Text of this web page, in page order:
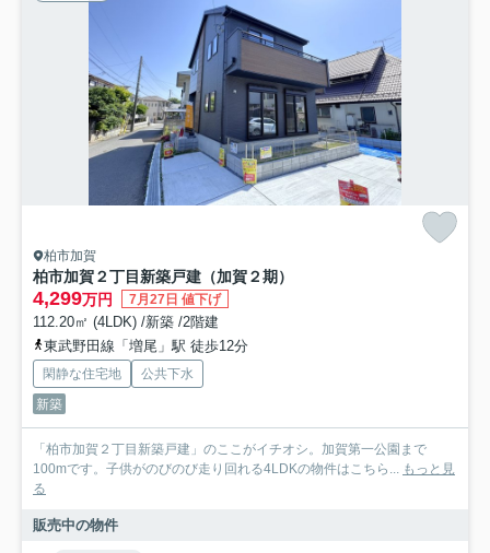
柏市加賀
柏市加賀２丁目新築戸建（加賀２期）
4,299万円 7月27日 値下げ
112.20㎡ (4LDK) /新築 /2階建
東武野田線「増尾」駅 徒歩12分
閑静な住宅地
公共下水
新築
「柏市加賀２丁目新築戸建」のここがイチオシ。加賀第一公園まで
100mです。子供がのびのび走り回れる4LDKの物件はこちら... もっと見
る
販売中の物件